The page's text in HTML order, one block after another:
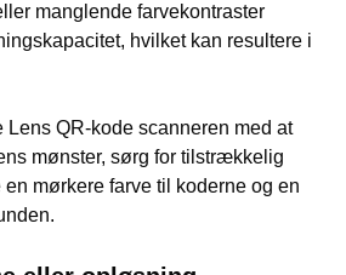
manglende farvekontraster
hvilket kan resultere i
QR-kode scanneren med at
mønster, sørg for tilstrækkelig
en mørkere farve til koderne og en